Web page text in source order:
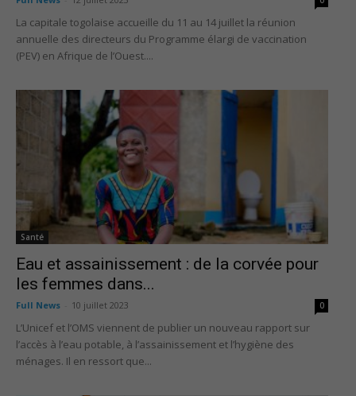
La capitale togolaise accueille du 11 au 14 juillet la réunion
annuelle des directeurs du Programme élargi de vaccination
(PEV) en Afrique de l’Ouest....
Santé
Eau et assainissement : de la corvée pour
les femmes dans...
Full News 10 juillet 2023 0
L’Unicef et l’OMS viennent de publier un nouveau rapport sur
l’accès à l’eau potable, à l’assainissement et l’hygiène des
ménages. Il en ressort que...